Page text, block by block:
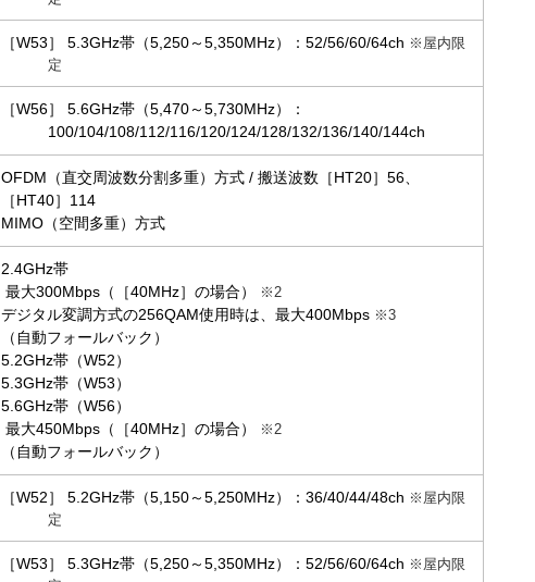
［W53］ 5.3GHz帯（5,250～5,350MHz）：52/56/60/64ch ※屋内限
定
［W56］ 5.6GHz帯（5,470～5,730MHz）：
100/104/108/112/116/120/124/128/132/136/140/144ch
OFDM（直交周波数分割多重）方式 / 搬送波数［HT20］56、
［HT40］114
MIMO（空間多重）方式
2.4GHz帯
最大300Mbps（［40MHz］の場合）
※2
デジタル変調方式の256QAM使用時は、最大400Mbps ※3
（自動フォールバック）
5.2GHz帯（W52）
5.3GHz帯（W53）
5.6GHz帯（W56）
最大450Mbps（［40MHz］の場合）
※2
（自動フォールバック）
［W52］ 5.2GHz帯（5,150～5,250MHz）：36/40/44/48ch ※屋内限
定
［W53］ 5.3GHz帯（5,250～5,350MHz）：52/56/60/64ch ※屋内限